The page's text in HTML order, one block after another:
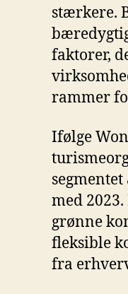
stærkere.
faktorer,
rammer
Ifølge
med
grønne
fleksible
fra